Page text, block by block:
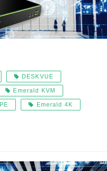
DESKVUE
Emerald KVM
Emerald 4K